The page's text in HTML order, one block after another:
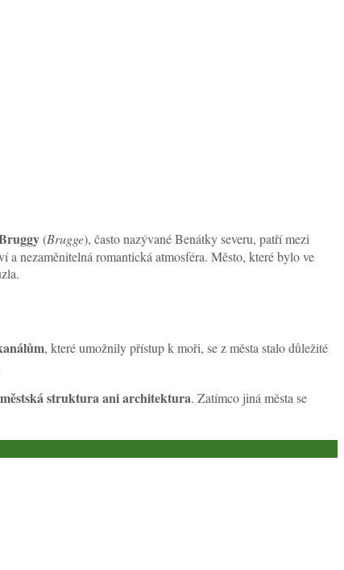
(Brugge), často nazývané Benátky severu, patří mezi
a nezaměnitelná romantická atmosféra. Město, které bylo ve
, které umožnily přístup k moři, se z města stalo důležité
struktura ani architektura. Zatímco jiná města se